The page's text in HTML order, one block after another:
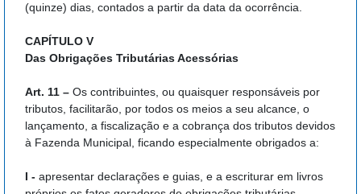
(quinze) dias, contados a partir da data da ocorrência.
CAPÍTULO V
Das Obrigações Tributárias Acessórias
Art. 11 – Os contribuintes, ou quaisquer responsáveis por
tributos, facilitarão, por todos os meios a seu alcance, o
lançamento, a fiscalização e a cobrança dos tributos devidos
à Fazenda Municipal, ficando especialmente obrigados a:
I - apresentar declarações e guias, e a escriturar em livros